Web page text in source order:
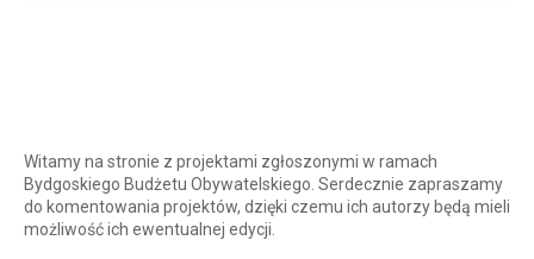
Witamy na stronie z projektami zgłoszonymi w ramach
Bydgoskiego Budżetu Obywatelskiego. Serdecznie zapraszamy
do komentowania projektów, dzięki czemu ich autorzy będą mieli
możliwość ich ewentualnej edycji.